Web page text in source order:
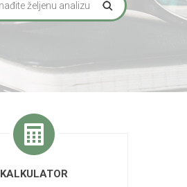
KALKULATOR